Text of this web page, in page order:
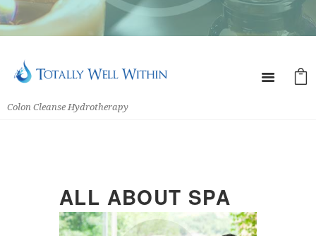
Colon Cleanse Hydrotherapy
ALL ABOUT SPA